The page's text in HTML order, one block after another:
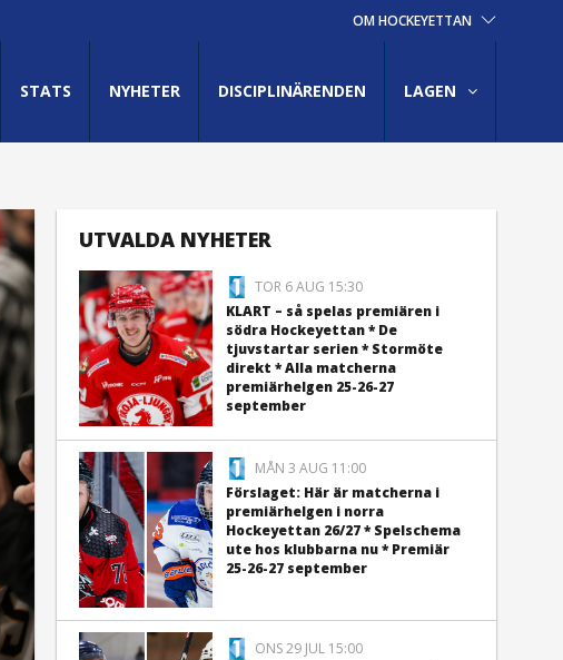
OM HOCKEYETTAN
STATS NYHETER DISCIPLINÄRENDEN LAGEN
UTVALDA NYHETER
TOR 6 AUG 15:30
KLART – så spelas premiären i
södra Hockeyettan * De
tjuvstartar serien * Stormöte
direkt * Alla matcherna
premiärhelgen 25-26-27
september
MÅN 3 AUG 11:00
Förslaget: Här är matcherna i
premiärhelgen i norra
Hockeyettan 26/27 * Spelschema
ute hos klubbarna nu * Premiär
25-26-27 september
ONS 29 JUL 15:00